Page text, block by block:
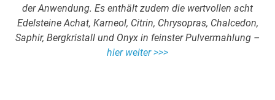
der Anwendung. Es enthält zudem die wertvollen acht
Edelsteine Achat, Karneol, Citrin, Chrysopras, Chalcedon,
Saphir, Bergkristall und Onyx in feinster Pulvermahlung –
hier weiter >>>